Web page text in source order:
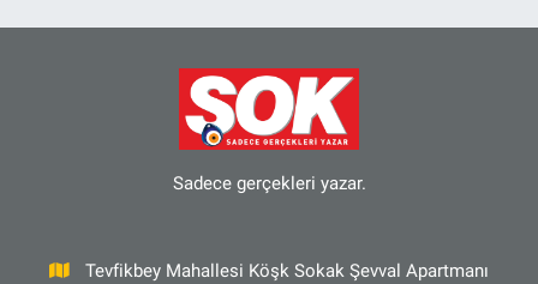
Sadece gerçekleri yazar.
Tevfikbey Mahallesi Köşk Sokak Şevval Apartmanı